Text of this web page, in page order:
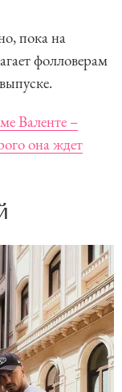
пока на
фолловерам
Валенте –
она ждет